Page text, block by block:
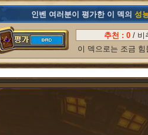
인벤 여러분이 평가한 이 덱의 성
추천 : 0/ 비
이 덱으로는 조금 힘